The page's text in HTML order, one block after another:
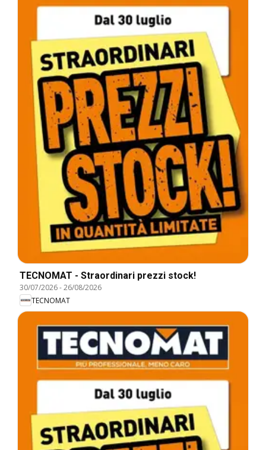
TECNOMAT - Straordinari prezzi stock!
30/07/2026-26/08/2026
TECNOMAT